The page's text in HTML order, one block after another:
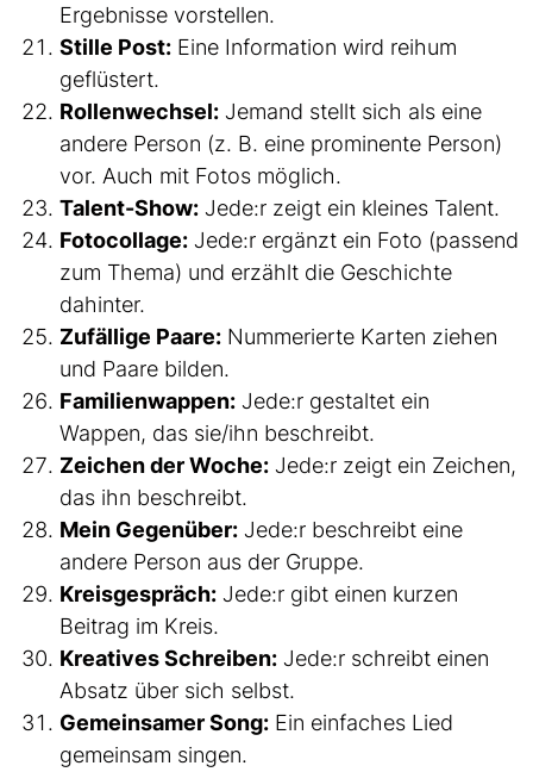
Ergebnisse vorstellen.
Stille Post: Eine Information wird reihum
geflüstert.
Rollenwechsel: Jemand stellt sich als eine
andere Person (z. B. eine prominente Person)
vor. Auch mit Fotos möglich.
Talent-Show: Jede:r zeigt ein kleines Talent.
Fotocollage: Jede:r ergänzt ein Foto (passend
zum Thema) und erzählt die Geschichte
dahinter.
Zufällige Paare: Nummerierte Karten ziehen
und Paare bilden.
Familienwappen: Jede:r gestaltet ein
Wappen, das sie/ihn beschreibt.
Zeichen der Woche: Jede:r zeigt ein Zeichen,
das ihn beschreibt.
Mein Gegenüber: Jede:r beschreibt eine
andere Person aus der Gruppe.
Kreisgespräch: Jede:r gibt einen kurzen
Beitrag im Kreis.
Kreatives Schreiben: Jede:r schreibt einen
Absatz über sich selbst.
Gemeinsamer Song: Ein einfaches Lied
gemeinsam singen.